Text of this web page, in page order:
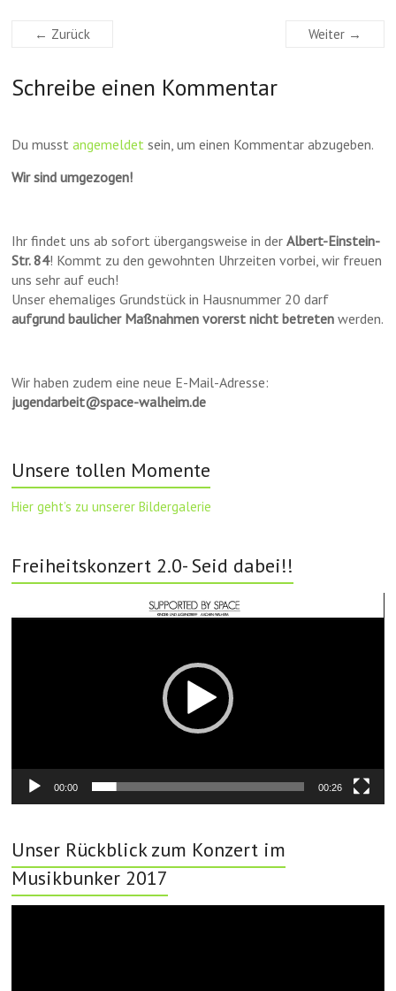
← Zurück Weiter →
Schreibe einen Kommentar
Du musstangemeldet sein, um einen Kommentar abzugeben.
Wir sind umgezogen!
Ihr findet uns ab sofort übergangsweise in derAlbert-Einstein-
Str. 84! Kommt zu den gewohnten Uhrzeiten vorbei, wir freuen
uns sehr auf euch!
Unser ehemaliges Grundstück in Hausnummer 20 darf
aufgrund baulicher Maßnahmen vorerst nicht betreten werden.
Wir haben zudem eine neue E-Mail-Adresse:
jugendarbeit@space-walheim.de
Unsere tollen Momente
Hier geht’s zu unserer Bildergalerie
Freiheitskonzert 2.0- Seid dabei!!
Player
00:00 00:26
Unser Rückblick zum Konzert im
Musikbunker 2017